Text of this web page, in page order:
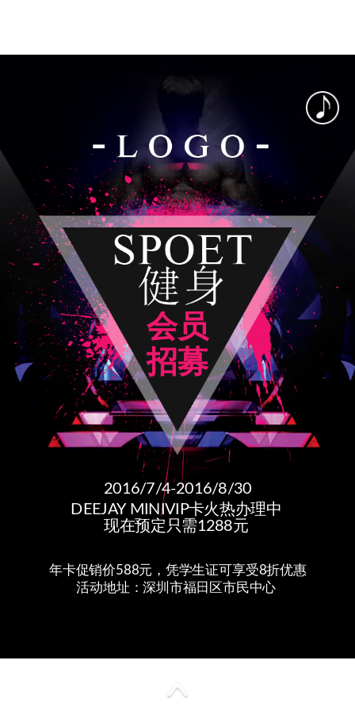
招募
2016/7/4-2016/8/30
DEEJAY MINIVIP卡火热办理中
现在预定只需1288元
年卡促销价588元，凭学生证可享受8折优惠
活动地址：深圳市福田区市民中心